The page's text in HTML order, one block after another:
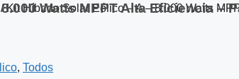
/ Kit Híbrido Solar Eólico – A – 8.000 Watts
Watts MPPT Alta Eficiencia –
, Todos